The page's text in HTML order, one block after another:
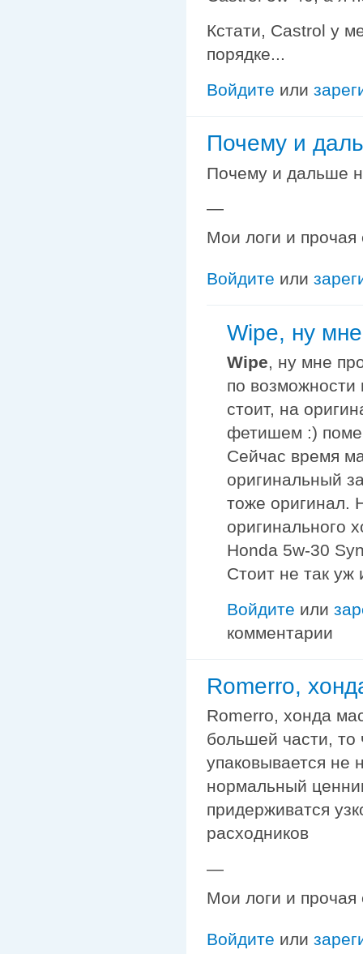
Кстати, Castrol у
порядке...
Войдите или
Почему и
Почему и дальше
—
Мои логи и
Войдите или
Wipe, ну
Wipe, ну мне
по возможности
стоит, на
фетишем :)
Сейчас время
оригинальный
тоже оригинал.
оригинального
Honda 5w-30
Стоит не так уж
Войдите или
комментарии
Romerro,
Romerro, хонда
большей части, то
упаковывается не
нормальный
придерживатся
расходников
—
Мои логи и
Войдите или